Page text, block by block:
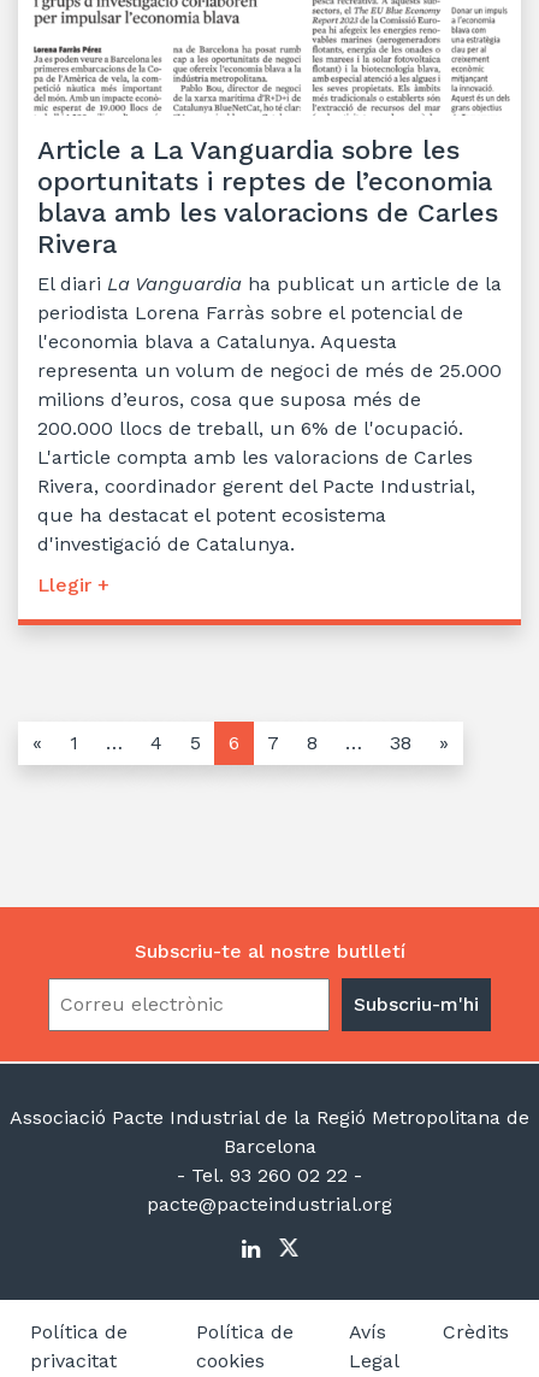
Article a La Vanguardia sobre les
oportunitats i reptes de l’economia
blava amb les valoracions de Carles
Rivera
El diari La Vanguardia ha publicat un article de la
periodista Lorena Farràs sobre el potencial de
l'economia blava a Catalunya. Aquesta
representa un volum de negoci de més de 25.000
milions d’euros, cosa que suposa més de
200.000 llocs de treball, un 6% de l'ocupació.
L'article compta amb les valoracions de Carles
Rivera, coordinador gerent del Pacte Industrial,
que ha destacat el potent ecosistema
d'investigació de Catalunya.
Llegir +
« 1 … 4 5 6 7 8 … 38 »
Subscriu-te al nostre butlletí
Associació Pacte Industrial de la Regió Metropolitana de
Barcelona
- Tel. 93 260 02 22 -
pacte@pacteindustrial.org
Política de
privacitat
Política de
cookies
Avís
Legal
Crèdits